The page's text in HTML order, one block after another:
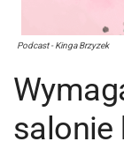
Podcast - Kinga Brzyzek
salonie